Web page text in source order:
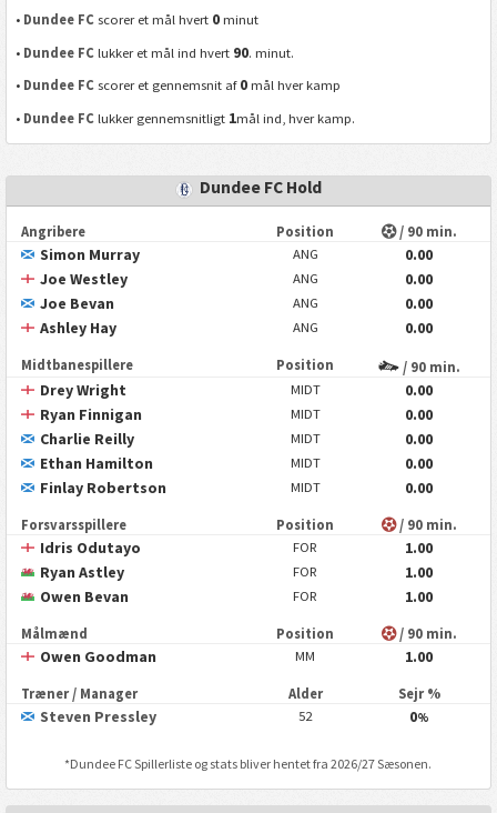
• Dundee FC scorer et mål hvert 0 minut
• Dundee FC lukker et mål ind hvert 90. minut.
• Dundee FC scorer et gennemsnit af 0 mål hver kamp
• Dundee FC lukker gennemsnitligt 1mål ind, hver kamp.
Dundee FC Hold
Angribere Position / 90 min.
Simon Murray ANG
0.00
Joe Westley
ANG
0.00
Joe Bevan
ANG
0.00
Ashley Hay
ANG 0.00
Midtbanespillere Position / 90 min.
Drey Wright MIDT
0.00
Ryan Finnigan
MIDT
0.00
Charlie Reilly
MIDT
0.00
Ethan Hamilton
MIDT
0.00
Finlay Robertson
MIDT 0.00
Forsvarsspillere Position / 90 min.
Idris Odutayo FOR
1.00
Ryan Astley
FOR
1.00
Owen Bevan
FOR 1.00
Målmænd Position / 90 min.
Owen Goodman MM 1.00
Træner / Manager Alder Sejr %
Steven Pressley 52 0%
*Dundee FCSpillerliste og stats bliver hentet fra 2026/27 Sæsonen.